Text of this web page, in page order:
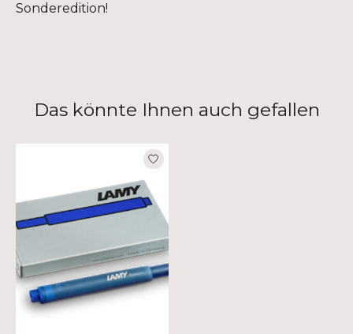
Sonderedition!
Das könnte Ihnen auch gefallen
Produkt-Karussell-Artikel